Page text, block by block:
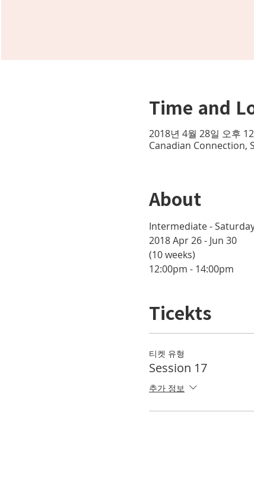
Time and
2018년 4월 28일 오후
Canadian Connection,
About
2018 Apr 26 - Jun 30
(10 weeks)
12:00pm - 14:00pm
Ticekts
티켓 유형
Session 17
추가 정보